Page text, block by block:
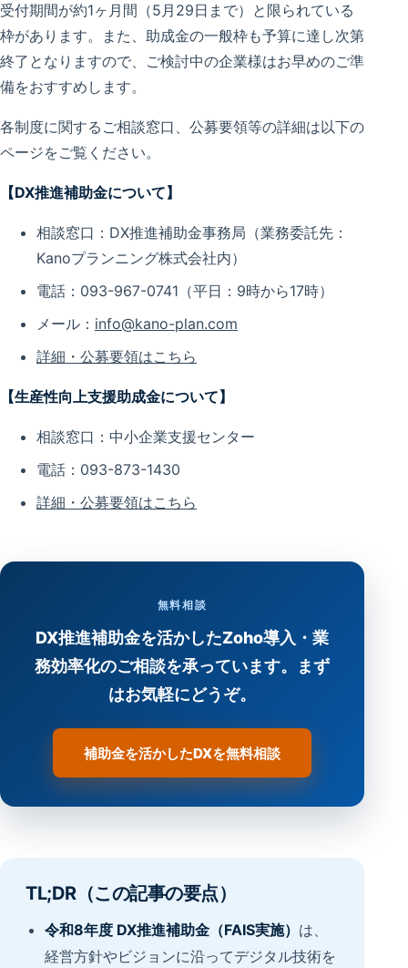
受付期間が約1ヶ月間（5月29日まで）と限られている
枠があります。また、助成金の一般枠も予算に達し次第
終了となりますので、ご検討中の企業様はお早めのご準
備をおすすめします。
各制度に関するご相談窓口、公募要領等の詳細は以下の
ページをご覧ください。
【DX推進補助金について】
相談窓口：DX推進補助金事務局（業務委託先：
Kanoプランニング株式会社内）
電話：093-967-0741（平日：9時から17時）
メール： info@kano-plan.com
詳細・公募要領はこちら
【生産性向上支援助成金について】
相談窓口：中小企業支援センター
電話：093-873-1430
詳細・公募要領はこちら
無料相談
DX推進補助金を活かしたZoho導入・業
務効率化のご相談を承っています。まず
はお気軽にどうぞ。
補助金を活かしたDXを無料相談
TL;DR（この記事の要点）
令和8年度 DX推進補助金（FAIS実施） は、
経営方針やビジョンに沿ってデジタル技術を